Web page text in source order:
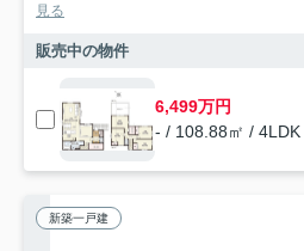
見る
販売中の物件
6,499万円
- / 108.88㎡ / 4LDK
新築一戸建